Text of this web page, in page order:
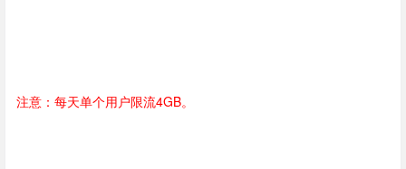
注意：每天单个用户限流4GB。